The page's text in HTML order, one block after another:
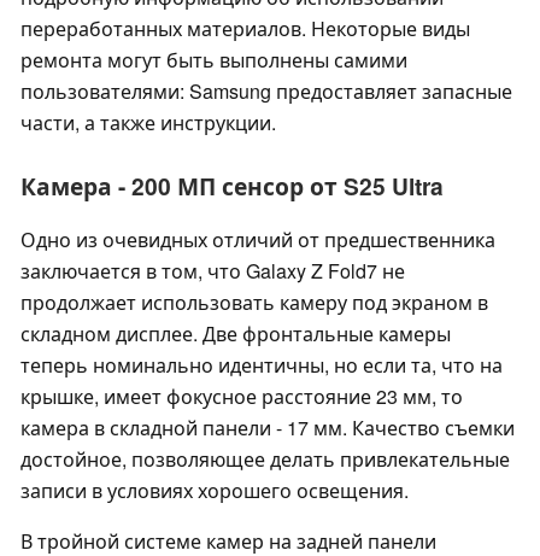
переработанных материалов. Некоторые виды
ремонта могут быть выполнены самими
пользователями: Samsung предоставляет запасные
части, а также инструкции.
Камера - 200 МП сенсор от S25 Ultra
Одно из очевидных отличий от предшественника
заключается в том, что Galaxy Z Fold7 не
продолжает использовать камеру под экраном в
складном дисплее. Две фронтальные камеры
теперь номинально идентичны, но если та, что на
крышке, имеет фокусное расстояние 23 мм, то
камера в складной панели - 17 мм. Качество съемки
достойное, позволяющее делать привлекательные
записи в условиях хорошего освещения.
В тройной системе камер на задней панели